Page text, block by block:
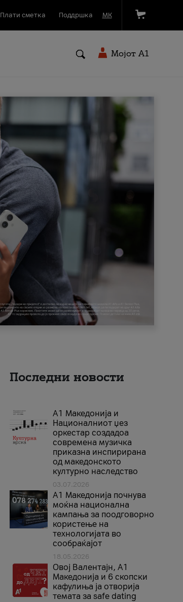
Плати сметка Поддршка МК
Мојот A1
Последни новости
А1 Македонија и
Националниот џез
оркестар создадоа
современа музичка
приказна инспирирана
од македонското
културно наследство
03.07.2026
A1 Македонија почнува
моќна национална
кампања за поодговорно
користење на
технологијата во
сообраќајот
18.05.2026
Овој Валентајн, A1
Македонија и 6 скопски
кафулиња ја отворија
темата за safe dating